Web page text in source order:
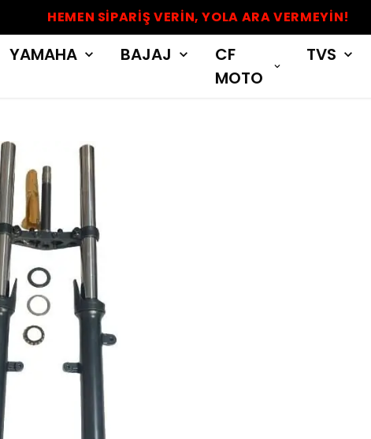
HEMEN SİPARİŞ VERİN, YOLA ARA VERMEYİN!
YAMAHA BAJAJ
CF
MOTO
TVS